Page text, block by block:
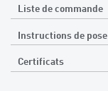
Liste de commande
Instructions de pose
Certificats